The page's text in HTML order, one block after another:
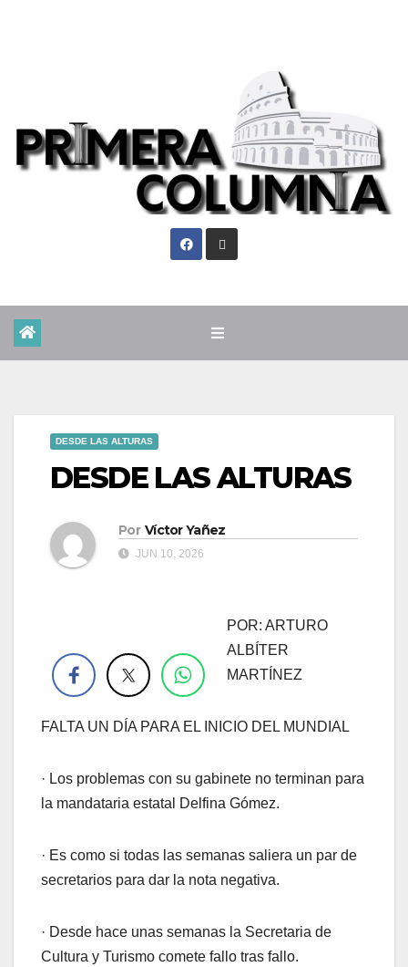
DESDE LAS ALTURAS
DESDE LAS ALTURAS
Por Víctor Yañez
JUN 10, 2026
POR: ARTURO
ALBÍTER
MARTÍNEZ
FALTA UN DÍA PARA EL INICIO DEL MUNDIAL
· Los problemas con su gabinete no terminan para
la mandataria estatal Delfina Gómez.
· Es como si todas las semanas saliera un par de
secretarios para dar la nota negativa.
· Desde hace unas semanas la Secretaria de
Cultura y Turismo comete fallo tras fallo.